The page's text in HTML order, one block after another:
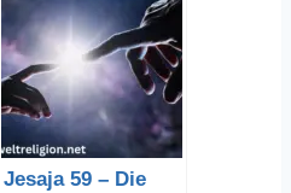
Jesaja 59 – Die